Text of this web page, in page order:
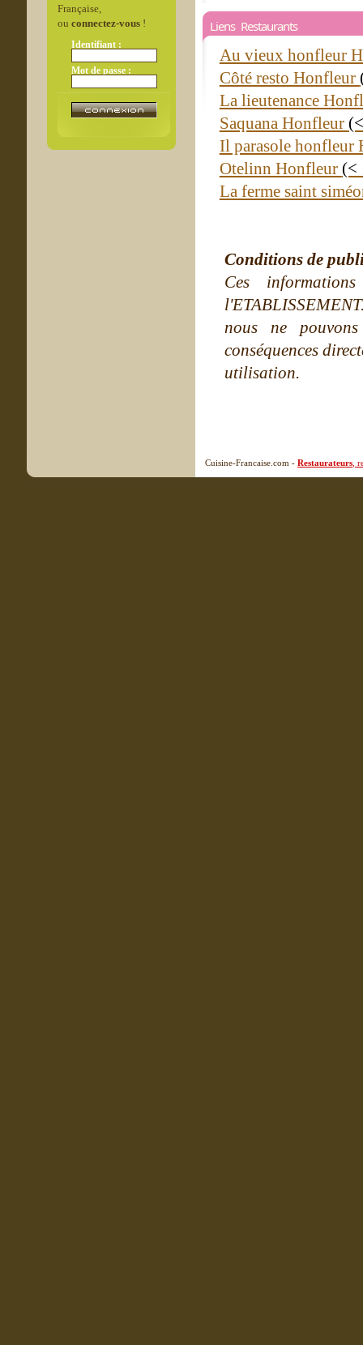
Française,
ou connectez-vous!
Identifiant :
Mot de passe :
Liens Restaurants
Au vieux honfleur
Côté resto Honfleur
La lieutenance
Saquana Honfleur
Il parasole honfleur
Otelinn Honfleur (<
La ferme saint
Conditions de
Ces
nous ne
conséquences
utilisation.
Cuisine-Francaise.com - Restaurateurs ,